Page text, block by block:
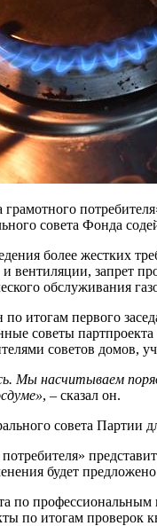
совета Фонда
более жестких
вентиляции, запрет
обслуживания
итогам первого
советы
советов домов,
Мы насчитываем
, – сказал он.
совета
будет
по
по итогам проверок